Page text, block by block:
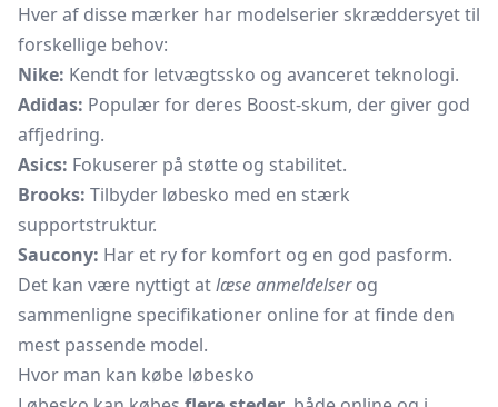
Hver af disse mærker har modelserier skræddersyet til
forskellige behov:
Nike: Kendt for letvægtssko og avanceret teknologi.
Adidas: Populær for deres Boost-skum, der giver god
affjedring.
Asics: Fokuserer på støtte og stabilitet.
Brooks: Tilbyder løbesko med en stærk
supportstruktur.
Saucony: Har et ry for komfort og en god pasform.
Det kan være nyttigt atlæse anmeldelserog
sammenligne specifikationer online for at finde den
mest passende model.
Hvor man kan købe løbesko